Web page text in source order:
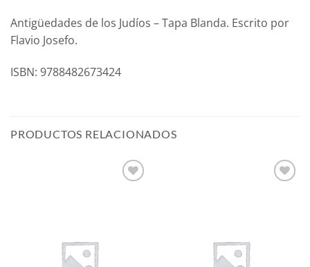
Antigüedades de los Judíos – Tapa Blanda. Escrito por
Flavio Josefo.
ISBN: 9788482673424
PRODUCTOS RELACIONADOS